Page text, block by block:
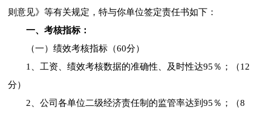
则意见》等有关规定，特与你单位签定责任书如下：
一、考核指标：
（一）绩效考核指标（60分）
1、工资、绩效考核数据的准确性、及时性达95％；（12
分）
2、公司各单位二级经济责任制的监管率达到95％；（8